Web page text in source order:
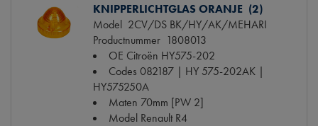
KNIPPERLICHTGLAS ORANJE (2)
Model 2CV/DS BK/HY/AK/MEHARI
Productnummer 1808013
OE Citroën HY575-202
Codes 082187 | HY 575-202AK |
HY575250A
Maten 70mm [PW 2]
Model Renault R4